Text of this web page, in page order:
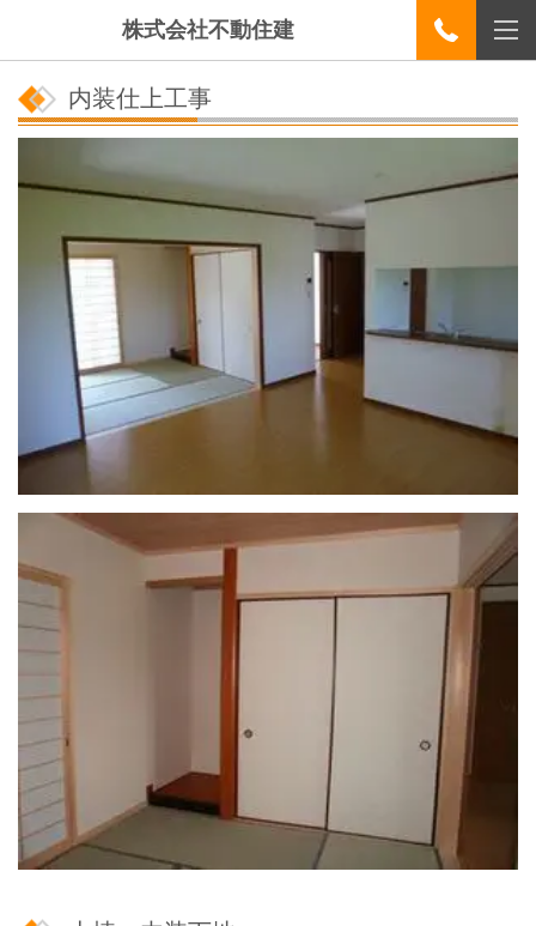
株式会社不動住建
内装仕上工事